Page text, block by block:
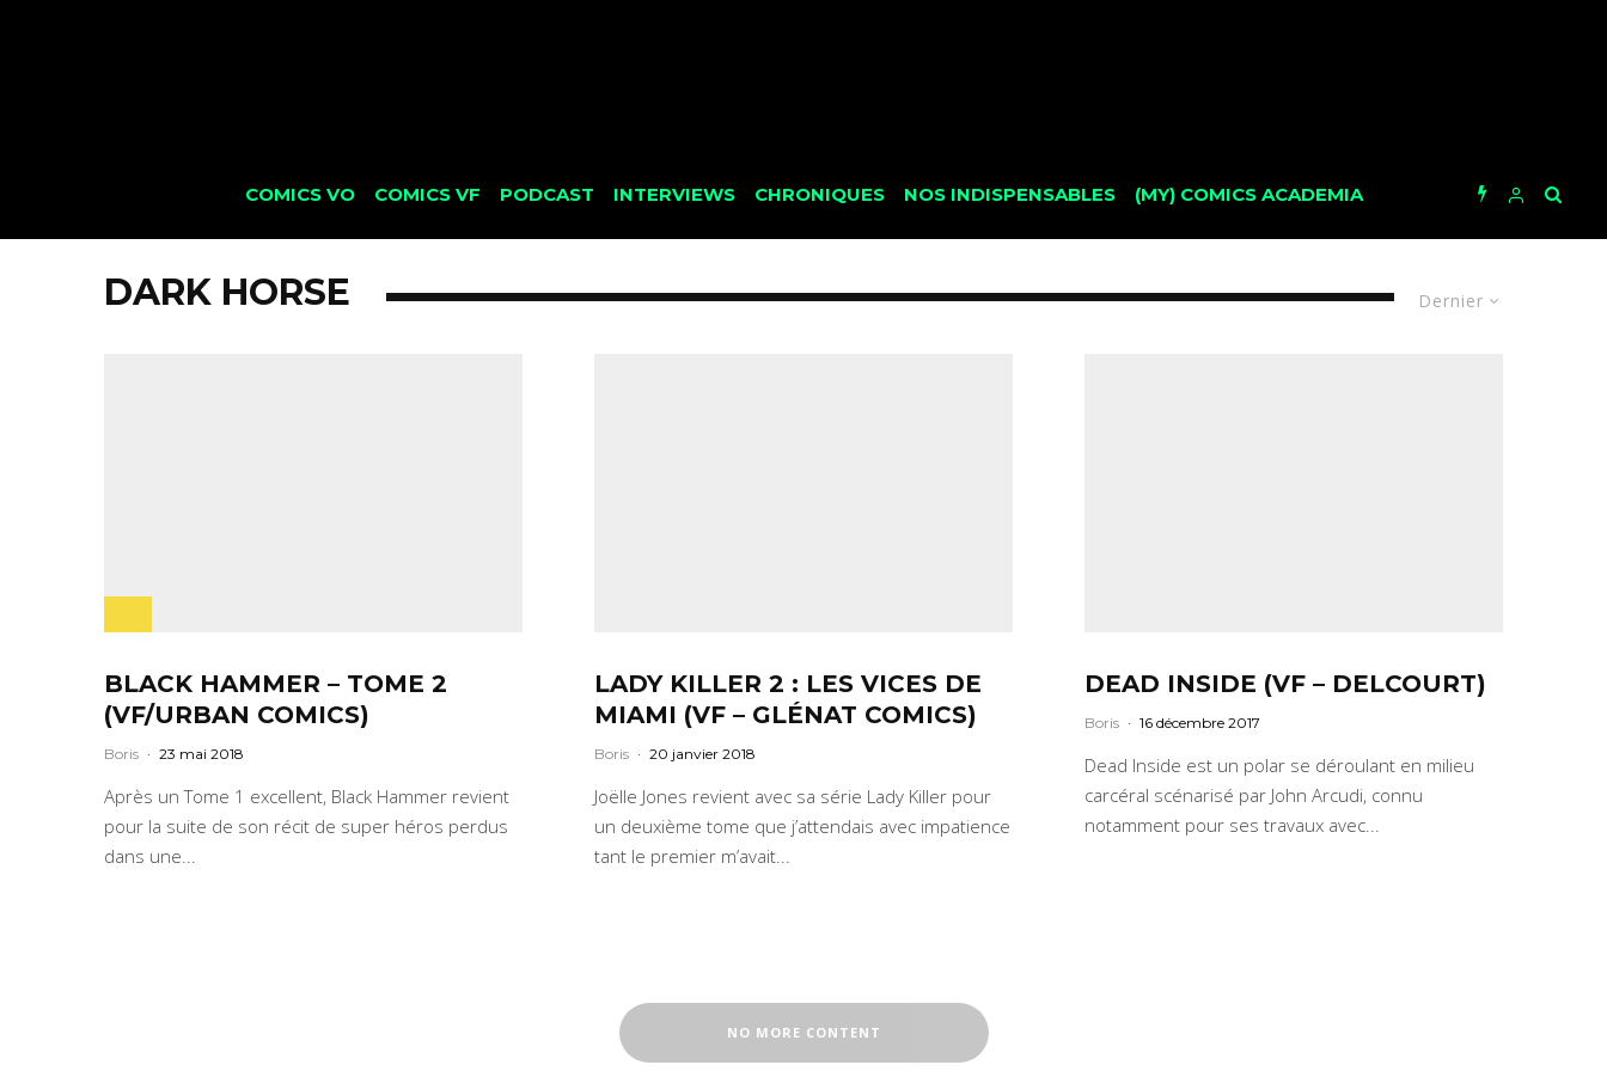
COMICS VO COMICS VF PODCAST INTERVIEWS CHRONIQUES NOS INDISPENSABLES (MY) COMICS ACADEMIA
Dernier
DARK HORSE
BLACK HAMMER – TOME 2
(VF/URBAN COMICS)
Boris · 23 mai 2018
Après un Tome 1 excellent, Black Hammer revient
pour la suite de son récit de super héros perdus
dans une...
LADY KILLER 2 : LES VICES DE
MIAMI (VF – GLÉNAT COMICS)
Boris · 20 janvier 2018
Joëlle Jones revient avec sa série Lady Killer pour
un deuxième tome que j’attendais avec impatience
tant le premier m’avait...
DEAD INSIDE (VF – DELCOURT)
Boris · 16 décembre 2017
Dead Inside est un polar se déroulant en milieu
carcéral scénarisé par John Arcudi, connu
notamment pour ses travaux avec...
NO MORE CONTENT